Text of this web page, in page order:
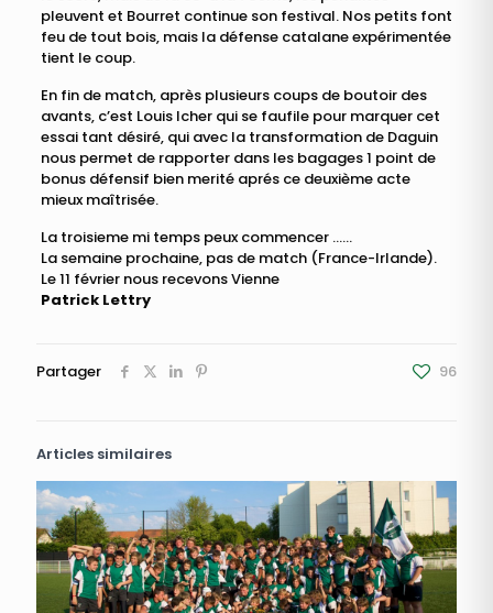
pleuvent et Bourret continue son festival. Nos petits font
feu de tout bois, mais la défense catalane expérimentée
tient le coup.
En fin de match, après plusieurs coups de boutoir des
avants, c’est Louis Icher qui se faufile pour marquer cet
essai tant désiré, qui avec la transformation de Daguin
nous permet de rapporter dans les bagages 1 point de
bonus défensif bien merité aprés ce deuxième acte
mieux maîtrisée.
La troisieme mi temps peux commencer ……
La semaine prochaine, pas de match (France-Irlande).
Le 11 février nous recevons Vienne
Patrick Lettry
Partager 96
Articles similaires